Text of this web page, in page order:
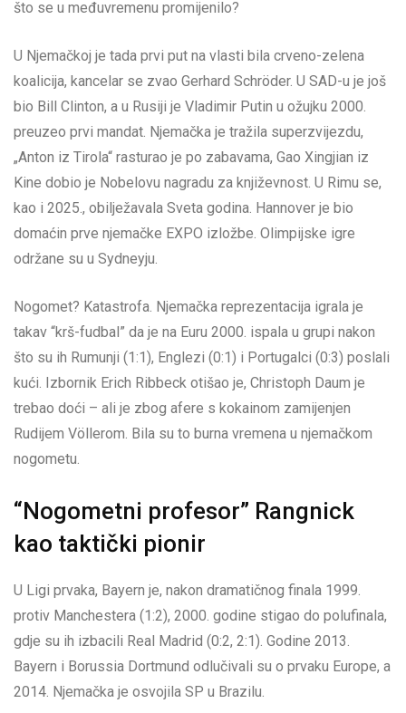
što se u međuvremenu promijenilo?
U Njemačkoj je tada prvi put na vlasti bila crveno-zelena
koalicija, kancelar se zvao Gerhard Schröder. U SAD-u je još
bio Bill Clinton, a u Rusiji je Vladimir Putin u ožujku 2000.
preuzeo prvi mandat. Njemačka je tražila superzvijezdu,
„Anton iz Tirola“ rasturao je po zabavama, Gao Xingjian iz
Kine dobio je Nobelovu nagradu za književnost. U Rimu se,
kao i 2025., obilježavala Sveta godina. Hannover je bio
domaćin prve njemačke EXPO izložbe. Olimpijske igre
održane su u Sydneyju.
Nogomet? Katastrofa. Njemačka reprezentacija igrala je
takav “krš-fudbal” da je na Euru 2000. ispala u grupi nakon
što su ih Rumunji (1:1), Englezi (0:1) i Portugalci (0:3) poslali
kući. Izbornik Erich Ribbeck otišao je, Christoph Daum je
trebao doći – ali je zbog afere s kokainom zamijenjen
Rudijem Völlerom. Bila su to burna vremena u njemačkom
nogometu.
“Nogometni profesor” Rangnick
kao taktički pionir
U Ligi prvaka, Bayern je, nakon dramatičnog finala 1999.
protiv Manchestera (1:2), 2000. godine stigao do polufinala,
gdje su ih izbacili Real Madrid (0:2, 2:1). Godine 2013.
Bayern i Borussia Dortmund odlučivali su o prvaku Europe, a
2014. Njemačka je osvojila SP u Brazilu.